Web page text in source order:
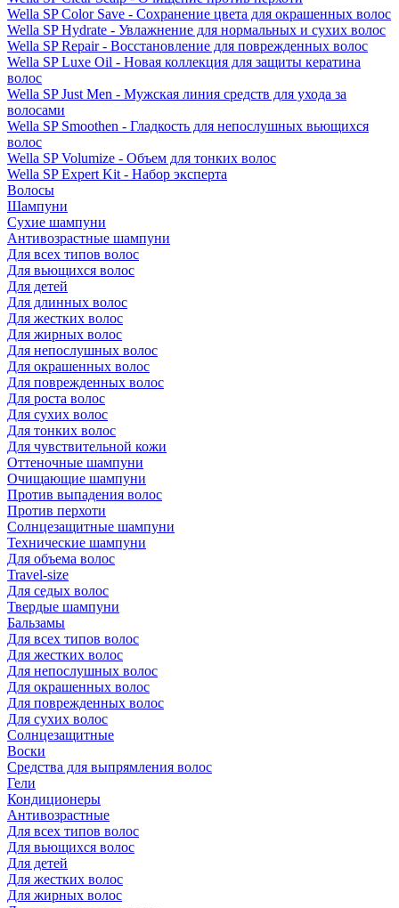
Wella SP Color Save - Сохранение цвета для окрашенных волос
Wella SP Hydrate - Увлажнение для нормальных и сухих волос
Wella SP Repair - Восстановление для поврежденных волос
Wella SP Luxe Oil - Новая коллекция для защиты кератина
волос
Wella SP Just Men - Мужская линия средств для ухода за
волосами
Wella SP Smoothen - Гладкость для непослушных вьющихся
волос
Wella SP Volumize - Объем для тонких волос
Wella SP Expert Kit - Набор эксперта
Волосы
Шампуни
Сухие шампуни
Антивозрастные шампуни
Для всех типов волос
Для вьющихся волос
Для детей
Для длинных волос
Для жестких волос
Для жирных волос
Для непослушных волос
Для окрашенных волос
Для поврежденных волос
Для роста волос
Для сухих волос
Для тонких волос
Для чувствительной кожи
Оттеночные шампуни
Очищающие шампуни
Против выпадения волос
Против перхоти
Солнцезащитные шампуни
Технические шампуни
Для объема волос
Travel-size
Для седых волос
Твердые шампуни
Бальзамы
Для всех типов волос
Для жестких волос
Для непослушных волос
Для окрашенных волос
Для поврежденных волос
Для сухих волос
Солнцезащитные
Воски
Средства для выпрямления волос
Гели
Кондиционеры
Антивозрастные
Для всех типов волос
Для вьющихся волос
Для детей
Для жестких волос
Для жирных волос